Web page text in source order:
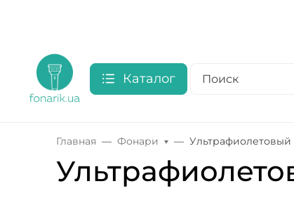
Каталог
Главная Фонари Ультрафиолетовый